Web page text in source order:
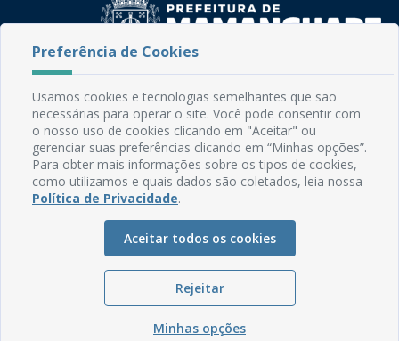
CEP: 58.280-000 - Mamanguape/PB
Fone: (83) 3292-2246
Email: comunicacao@mamanguape.pb.gov.br
Expediente: Segunda à Sexta, das 08h às 13h
Mapa do Site
Perguntas frequentes
Manual de Navegação
Glossário
Ouvidoria
Serviços Internos
Preferência de Cookies
Usamos cookies e tecnologias semelhantes que são
necessárias para operar o site. Você pode consentir com
o nosso uso de cookies clicando em "Aceitar" ou
gerenciar suas preferências clicando em “Minhas opções”.
Para obter mais informações sobre os tipos de cookies,
como utilizamos e quais dados são coletados, leia nossa
Política de Privacidade.
Aceitar todos os cookies
Rejeitar
Minhas opções